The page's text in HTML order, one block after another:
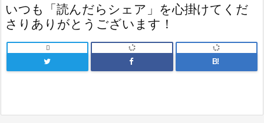
いつも「読んだらシェア」を心掛けてくだ
さりありがとうございます！

B!